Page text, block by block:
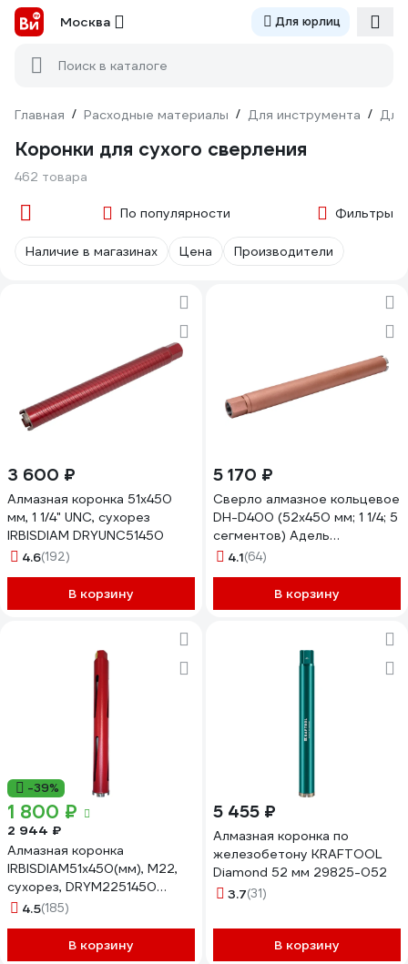
Москва Для юрлиц
Поиск в каталоге
Главная / Расходные материалы / Для инструмента / Для
Коронки для сухого сверления
462 товара
По популярности Фильтры
Наличие в магазинах Цена Производители
3 600 ₽
Алмазная коронка 51x450
мм, 1 1/4" UNC, сухорез
IRBISDIAM DRYUNC51450
4.6(192)
В корзину
5 170 ₽
Сверло алмазное кольцевое
DH-D400 (52х450 мм; 1 1/4; 5
сегментов) Адель
ДУУ00005868
4.1(64)
В корзину
-39%
1 800 ₽
2 944 ₽
Алмазная коронка
IRBISDIAM51x450(мм), М22,
сухорез, DRYМ2251450
DRYm2251450
4.5(185)
В корзину
5 455 ₽
Алмазная коронка по
железобетону KRAFTOOL
Diamond 52 мм 29825-052
3.7(31)
В корзину